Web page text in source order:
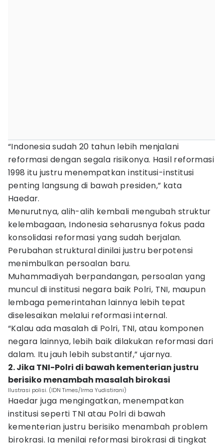
“Indonesia sudah 20 tahun lebih menjalani
reformasi dengan segala risikonya. Hasil reformasi
1998 itu justru menempatkan institusi-institusi
penting langsung di bawah presiden,” kata
Haedar.
Menurutnya, alih-alih kembali mengubah struktur
kelembagaan, Indonesia seharusnya fokus pada
konsolidasi reformasi yang sudah berjalan.
Perubahan struktural dinilai justru berpotensi
menimbulkan persoalan baru.
Muhammadiyah berpandangan, persoalan yang
muncul di institusi negara baik Polri, TNI, maupun
lembaga pemerintahan lainnya lebih tepat
diselesaikan melalui reformasi internal.
“Kalau ada masalah di Polri, TNI, atau komponen
negara lainnya, lebih baik dilakukan reformasi dari
dalam. Itu jauh lebih substantif,” ujarnya.
2. Jika TNI-Polri di bawah kementerian justru
berisiko menambah masalah birokasi
Ilustrasi polisi. (IDN Times/Irma Yudistirani)
Haedar juga mengingatkan, menempatkan
institusi seperti TNI atau Polri di bawah
kementerian justru berisiko menambah problem
birokrasi. Ia menilai reformasi birokrasi di tingkat